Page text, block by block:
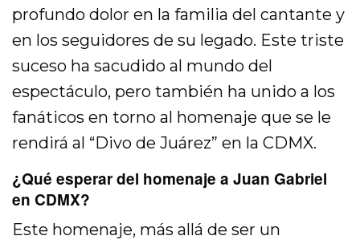
profundo dolor en la familia del cantante y
en los seguidores de su legado. Este triste
suceso ha sacudido al mundo del
espectáculo, pero también ha unido a los
fanáticos en torno al homenaje que se le
rendirá al “Divo de Juárez” en la CDMX.
¿Qué esperar del homenaje a Juan Gabriel
en CDMX?
Este homenaje, más allá de ser un